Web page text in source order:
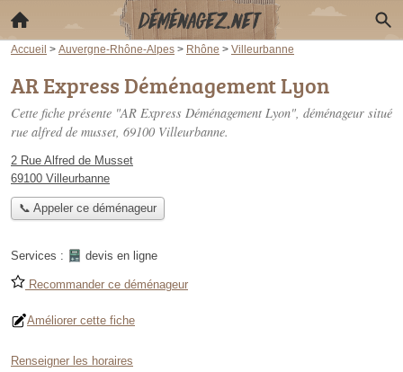
Accueil > Auvergne-Rhône-Alpes > Rhône > Villeurbanne
AR Express Déménagement Lyon
Cette fiche présente "AR Express Déménagement Lyon", déménageur situé
rue alfred de musset, 69100 Villeurbanne.
2 Rue Alfred de Musset
69100 Villeurbanne
📞 Appeler ce déménageur
Services : devis en ligne
Recommander ce déménageur
Améliorer cette fiche
Renseigner les horaires